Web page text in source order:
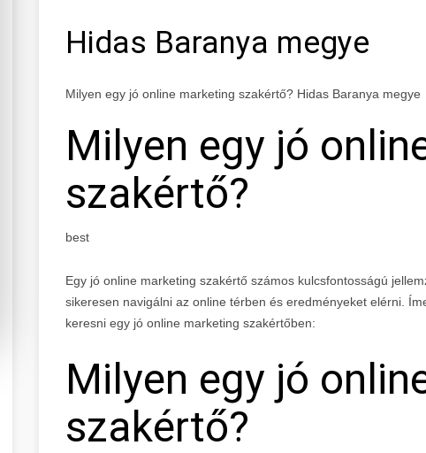
Hidas Baranya megye
Milyen egy jó online marketing szakértő? Hidas Baranya megye
Milyen egy jó
szakértő?
best
Egy jó online marketing szakértő számos kulcsfontosságú
sikeresen navigálni az online térben és eredményeket elérni.
keresni egy jó online marketing szakértőben:
Milyen egy jó
szakértő?